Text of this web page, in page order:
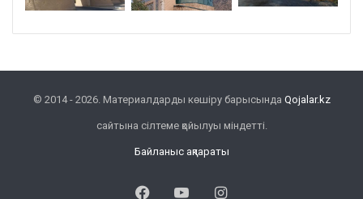
© 2014 - 2026. Материалдарды көшіру барысында Qojalar.kz
сайтына сілтеме қойылуы міндетті.
Байланыс ақпараты
FacebookYouTubeInstagram